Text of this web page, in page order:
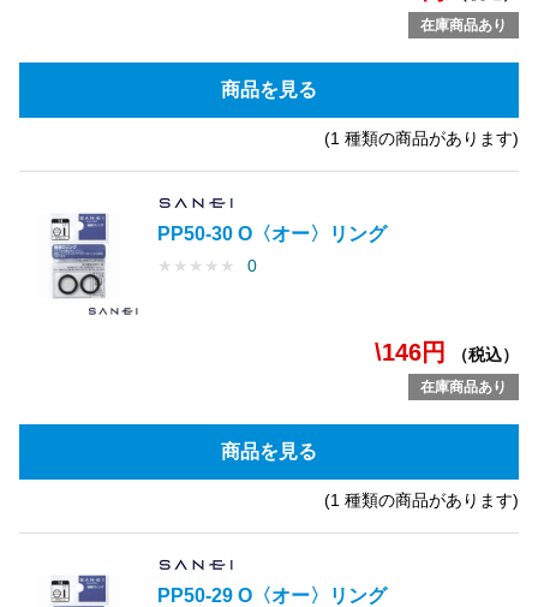
在庫商品あり
商品を見る
(1 種類の商品があります)
PP50-30 O〈オー〉リング
★ ★ ★ ★ ★ 0
\146円 （税込）
在庫商品あり
商品を見る
(1 種類の商品があります)
PP50-29 O〈オー〉リング